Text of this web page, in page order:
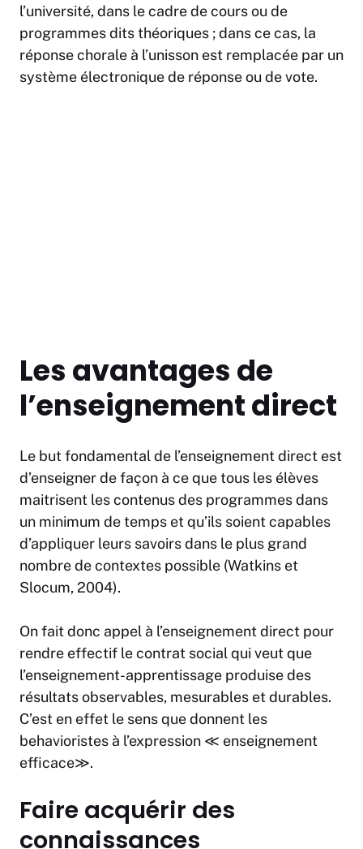
l’université, dans le cadre de cours ou de
programmes dits théoriques ; dans ce cas, la
réponse chorale à l’unisson est remplacée par un
système électronique de réponse ou de vote.
Les avantages de
l’enseignement direct
Le but fondamental de l’enseignement direct est
d’enseigner de façon à ce que tous les élèves
maitrisent les contenus des programmes dans
un minimum de temps et qu’ils soient capables
d’appliquer leurs savoirs dans le plus grand
nombre de contextes possible (Watkins et
Slocum, 2004).
On fait donc appel à l’enseignement direct pour
rendre effectif le contrat social qui veut que
l’enseignement-apprentissage produise des
résultats observables, mesurables et durables.
C’est en effet le sens que donnent les
behavioristes à l’expression ≪ enseignement
efficace≫.
Faire acquérir des
connaissances